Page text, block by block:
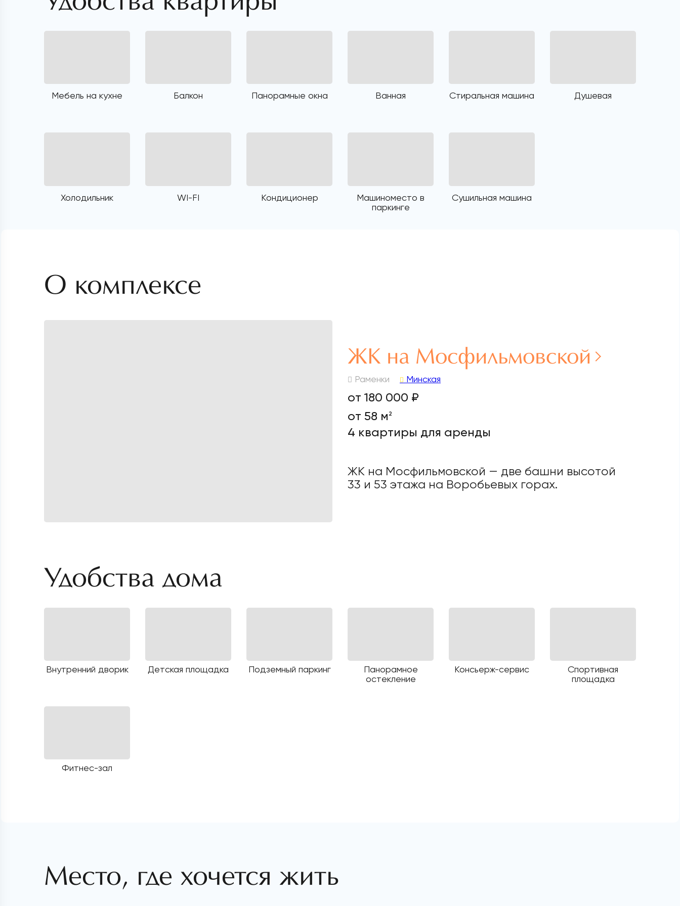
Мебель на кухне Балкон Панорамные окна Ванная Стиральная машина Душевая
Холодильник WI-FI Кондиционер
Машиноместо в
паркинге
Сушильная машина
О комплексе
ЖК на Мосфильмовской
Раменки Минская
от 180 000 ₽
от 58 м 2
4 квартиры для аренды
ЖК на Мосфильмовской — две башни высотой
33 и 53 этажа на Воробьевых горах.
Удобства дома
Внутренний дворик Детская площадка Подземный паркинг
Панорамное
остекление
Консьерж-сервис
Спортивная
площадка
Фитнес-зал
Место, где хочется жить